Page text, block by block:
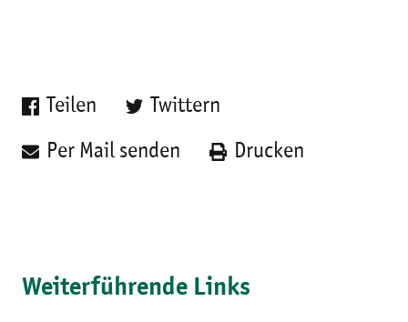
Teilen Twittern
Per Mail senden Drucken
Weiterführende Links